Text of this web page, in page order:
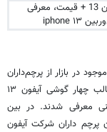
در بازار از پرچم‌داران
اپل است. گوشی‌های هوشمند خانواده آیفون ۱۳ در قالب چهار گوشی آیفون ۱۳
آیفون ۱۳ پرو، آیفون ۱۳ و آیفون ۱۳ مینی معرفی شدند. در بین
داران شرکت آیفون